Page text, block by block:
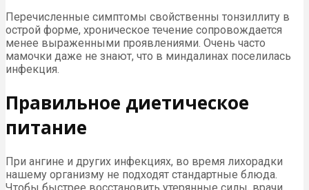
Перечисленные симптомы свойственны тонзиллиту в
острой форме, хроническое течение сопровождается
менее выраженными проявлениями. Очень часто
мамочки даже не знают, что в миндалинах поселилась
инфекция.
Правильное диетическое
питание
При ангине и других инфекциях, во время лихорадки
нашему организму не подходят стандартные блюда.